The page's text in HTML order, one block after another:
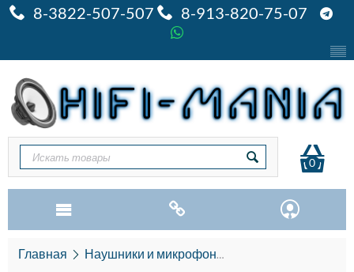
8-3822-507-507 8-913-820-75-07
0
Главная Наушники и микрофоны